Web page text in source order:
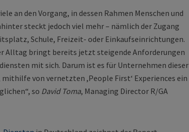
an den Vorgang, in dessen Rahmen Menschen und
steckt jedoch viel mehr – nämlich der Zugang
Schule, Freizeit- oder Einkaufseinrichtungen.
Alltag bringt bereits jetzt steigende Anforderungen
mit sich. Darum ist es für Unternehmen dieser
von vernetzten ,People First‘ Experiences ein
so David Toma, Managing Director R/GA